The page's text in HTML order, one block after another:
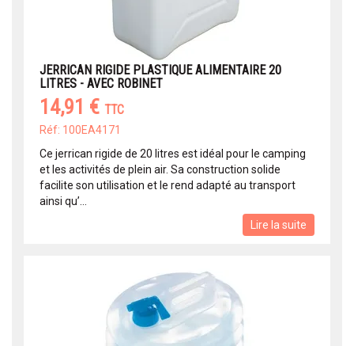
JERRICAN RIGIDE PLASTIQUE ALIMENTAIRE 20
LITRES - AVEC ROBINET
14,91 € TTC
Réf: 100EA4171
Ce jerrican rigide de 20 litres est idéal pour le camping
et les activités de plein air. Sa construction solide
facilite son utilisation et le rend adapté au transport
ainsi qu’...
Lire la suite